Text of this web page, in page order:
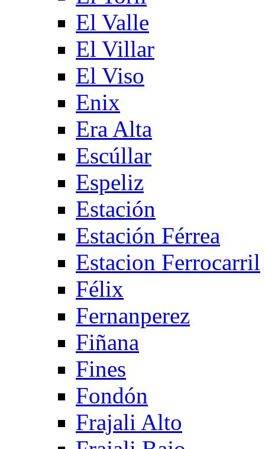
El Valle
El Villar
El Viso
Enix
Era Alta
Escúllar
Espeliz
Estación
Estación Férrea
Estacion Ferrocarril
Félix
Fernanperez
Fiñana
Fines
Fondón
Frajali Alto